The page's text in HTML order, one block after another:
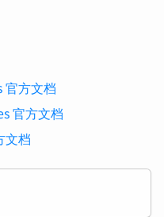
方文档
官方文档
文档